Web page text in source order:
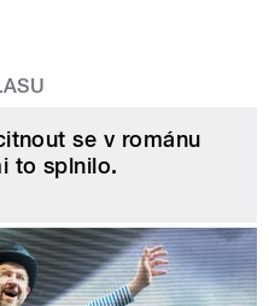
se v románu
to splnilo.